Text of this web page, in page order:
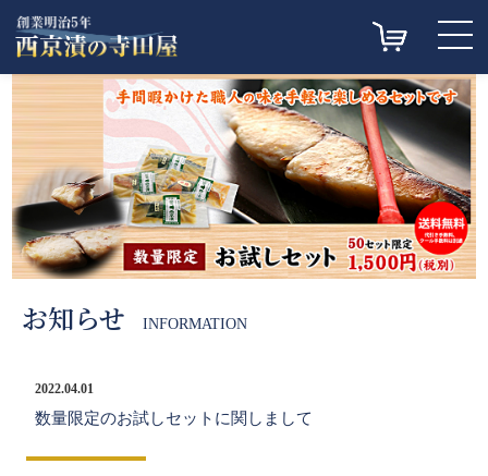
>
<
お知らせ INFORMATION
2022.04.01
数量限定のお試しセットに関しまして